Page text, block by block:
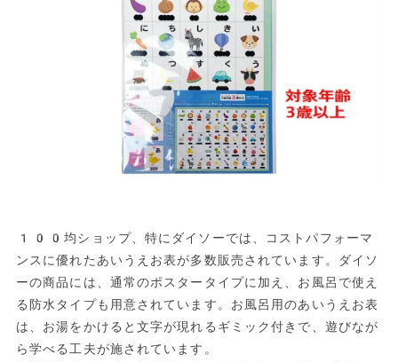
100均ショップ、特にダイソーでは、コストパフォーマ
ンスに優れたあいうえお表が多数販売されています。ダイソ
ーの商品には、通常のポスタータイプに加え、お風呂で使え
る防水タイプも用意されています。お風呂用のあいうえお表
は、お湯をかけると文字が現れるギミック付きで、遊びなが
ら学べる工夫が施されています。